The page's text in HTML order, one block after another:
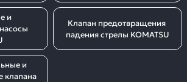
и
Клапан предотвращения
падения стрелы KOMATSU
и
клапана